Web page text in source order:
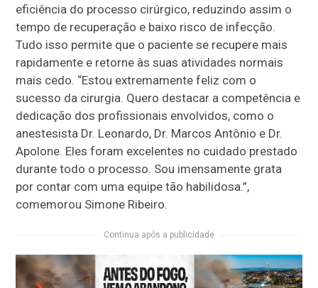
eficiência do processo cirúrgico, reduzindo assim o
tempo de recuperação e baixo risco de infecção.
Tudo isso permite que o paciente se recupere mais
rapidamente e retorne às suas atividades normais
mais cedo. “Estou extremamente feliz com o
sucesso da cirurgia. Quero destacar a competência e
dedicação dos profissionais envolvidos, como o
anestesista Dr. Leonardo, Dr. Marcos Antônio e Dr.
Apolone. Eles foram excelentes no cuidado prestado
durante todo o processo. Sou imensamente grata
por contar com uma equipe tão habilidosa.”,
comemorou Simone Ribeiro.
Continua após a publicidade